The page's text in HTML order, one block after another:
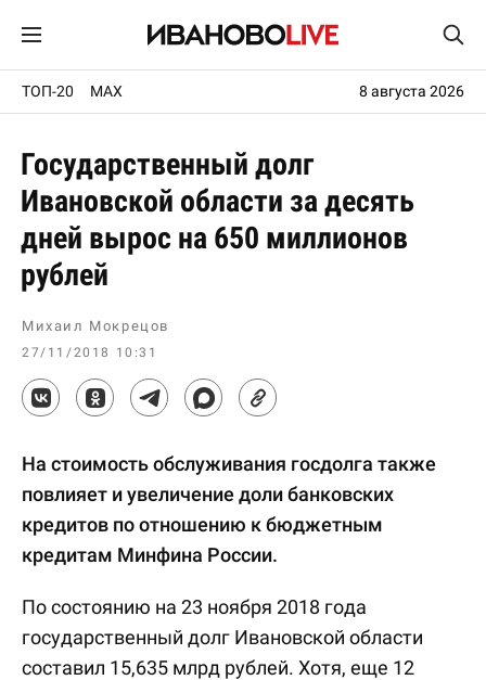
ТОП-20 MAX 8 августа 2026
Государственный долг
Ивановской области за десять
дней вырос на 650 миллионов
рублей
Михаил Мокрецов
27/11/2018 10:31
На стоимость обслуживания госдолга также
повлияет и увеличение доли банковских
кредитов по отношению к бюджетным
кредитам Минфина России.
По состоянию на 23 ноября 2018 года
государственный долг Ивановской области
составил 15,635 млрд рублей. Хотя, еще 12